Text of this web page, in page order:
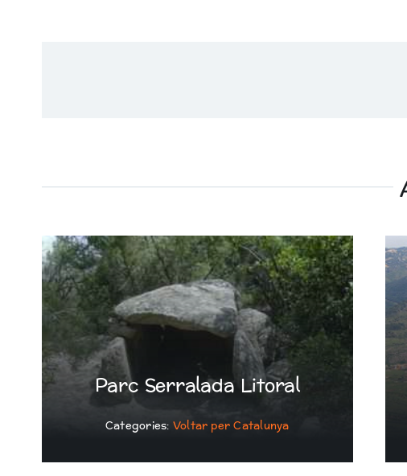
Parc Serralada Litoral
Categories: Voltar per Catalunya